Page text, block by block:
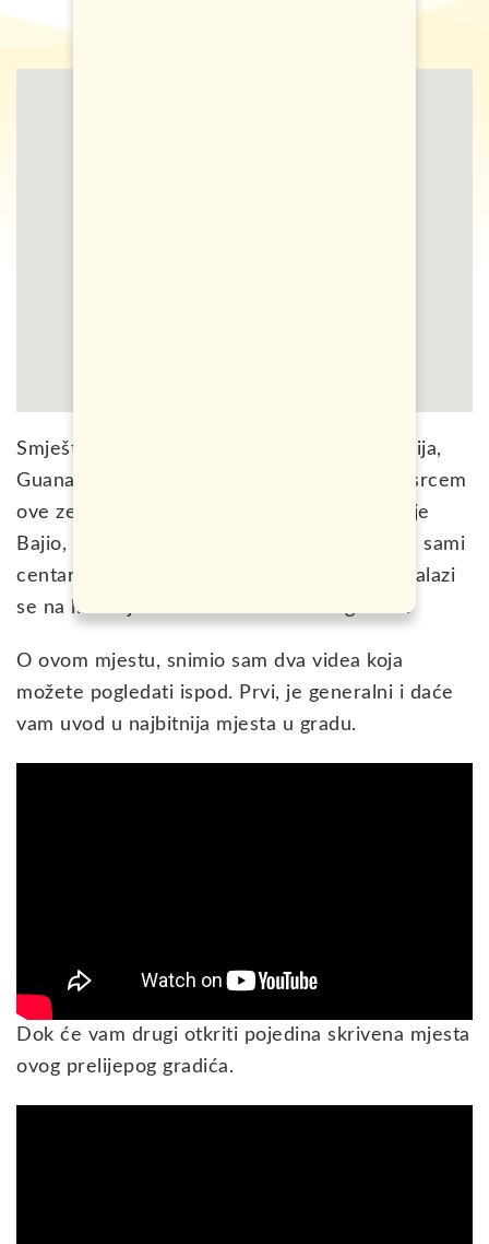
Smješten na samo četiri sata od Meksiko sitija,
Guanahuato je gradić kojeg mnogi nazivaju srcem
ove zemlje. Ovaj maleni grad koji je dio regije
Bajio, ne broji više od 180.000 stanovnika, a sami
centar grada je
i nalazi
se na listi svjetske baštine od 1988. godine.
O ovom mjestu, snimio sam dva videa koja
možete pogledati ispod. Prvi, je generalni i daće
vam uvod u najbitnija mjesta u gradu.
Dok će vam drugi otkriti pojedina skrivena mjesta
ovog prelijepog gradića.